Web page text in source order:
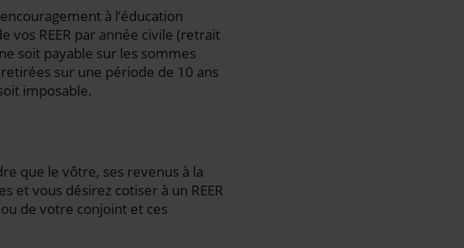
à l’éducation
vos REER par année civile (retrait
soit payable sur les sommes
sur une période de 10 ans
imposable.
que le vôtre, ses revenus à la
vous désirez cotiser à un REER
de votre conjoint et ces